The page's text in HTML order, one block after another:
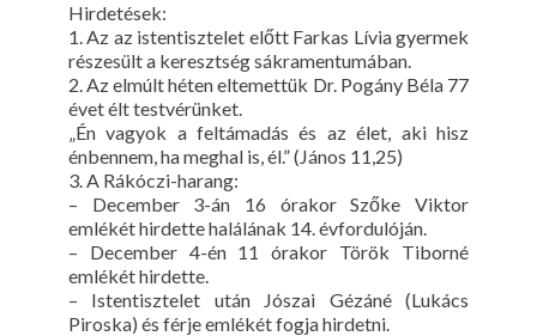
Hirdetések:
1. Az az istentisztelet előtt Farkas Lívia gyermek
részesült a keresztség sákramentumában.
2. Az elmúlt héten eltemettük Dr. Pogány Béla 77
évet élt testvérünket.
„Én vagyok a feltámadás és az élet, aki hisz
énbennem, ha meghal is, él.” (János 11,25)
3. A Rákóczi-harang:
– December 3-án 16 órakor Szőke Viktor
emlékét hirdette halálának 14. évfordulóján.
– December 4-én 11 órakor Török Tiborné
emlékét hirdette.
– Istentisztelet után Jószai Gézáné (Lukács
Piroska) és férje emlékét fogja hirdetni.